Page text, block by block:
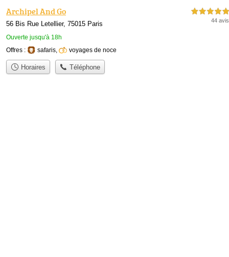
Archipel And Go
56 Bis Rue Letellier, 75015 Paris
Ouverte jusqu'à 18h
5,0 étoiles sur 5
44 avis
Offres : safaris, voyages de noce
Horaires Téléphone